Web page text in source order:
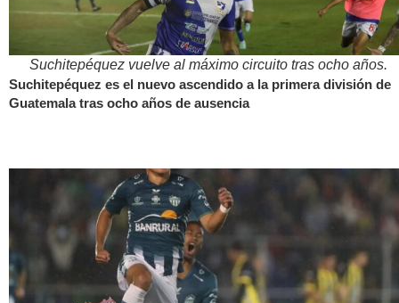
Suchitepéquez vuelve al máximo circuito tras ocho años.
Suchitepéquez es el nuevo ascendido a la primera división de
Guatemala tras ocho años de ausencia